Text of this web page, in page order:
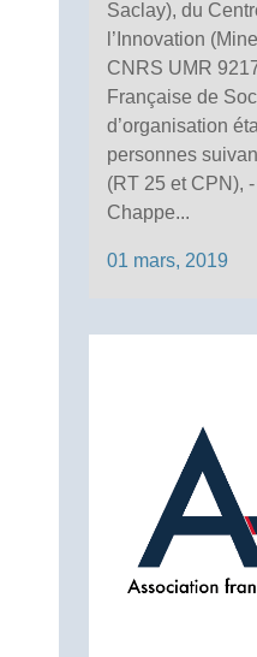
Saclay), du
l’Innovation
CNRS UMR
Française de
d’organisation
personnes
(RT 25 et CPN),
Chappe...
01 mars, 2019